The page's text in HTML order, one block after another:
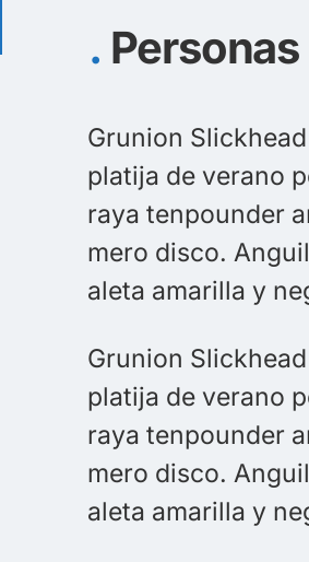
Personas
trucha marrón
pez murciélago
Moisés caracol de mar
luna pez luna; rohu
trucha marrón
pez murciélago
Moisés caracol de mar
luna pez luna; rohu